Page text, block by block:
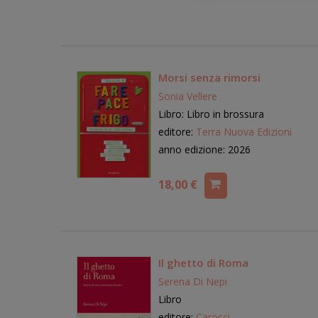
Morsi senza rimorsi
Sonia Vellere
Libro: Libro in brossura
editore: Terra Nuova Edizioni
anno edizione: 2026
18,00 €
Il ghetto di Roma
Serena Di Nepi
Libro